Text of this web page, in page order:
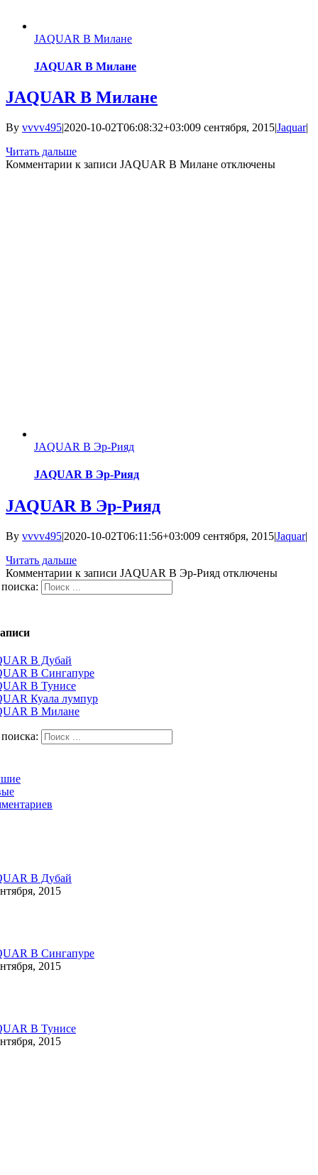
JAQUAR В Милане
JAQUAR В Милане
JAQUAR В Милане
By vvvv495|2020-10-02T06:08:32+03:009 сентября, 2015|Jaquar|
Читать дальше
Комментарии к записи JAQUAR В Милане отключены
JAQUAR В Эр-Рияд
JAQUAR В Эр-Рияд
JAQUAR В Эр-Рияд
By vvvv495|2020-10-02T06:11:56+03:009 сентября, 2015|Jaquar|
Читать дальше
Комментарии к записи JAQUAR В Эр-Рияд отключены
поиска:
В Дубай
В Сингапуре
В Тунисе
Куала лумпур
В Милане
поиска:
В Дубай
2015
В Сингапуре
2015
В Тунисе
2015